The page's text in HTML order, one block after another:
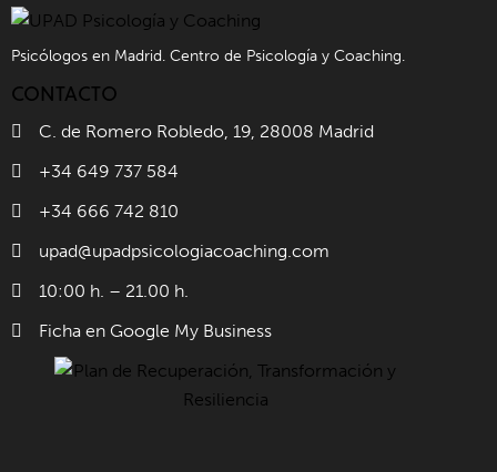
Psicólogos en Madrid. Centro de Psicología y Coaching.
CONTACTO
C. de Romero Robledo, 19, 28008 Madrid
+34 649 737 584
+34 666 742 810
upad@upadpsicologiacoaching.com
10:00 h. – 21.00 h.
Ficha en Google My Business